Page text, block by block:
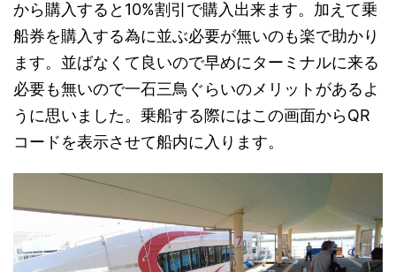
から購入すると10%割引で購入出来ます。加えて乗
船券を購入する為に並ぶ必要が無いのも楽で助かり
ます。並ばなくて良いので早めにターミナルに来る
必要も無いので一石三鳥ぐらいのメリットがあるよ
うに思いました。乗船する際にはこの画面からQR
コードを表示させて船内に入ります。